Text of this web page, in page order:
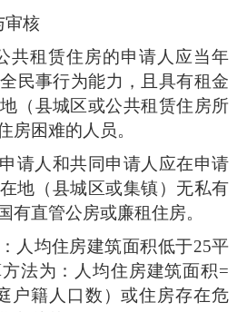
审核
共租赁住房的申请人应当年
民事行为能力，且具有租金
（县城区或公共租赁住房所
房困难的人员。
请人和共同申请人应在申请
地（县城区或集镇）无私有
有直管公房或廉租住房。
人均住房建筑面积低于25平
法为：人均住房建筑面积=
户籍人口数）或住房存在危